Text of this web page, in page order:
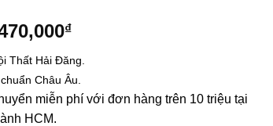
₫Giá
tại
là:
470,000₫.
Thất Hải Đăng.
Châu Âu.
miễn phí với đơn hàng trên 10 triệu tại
HCM.